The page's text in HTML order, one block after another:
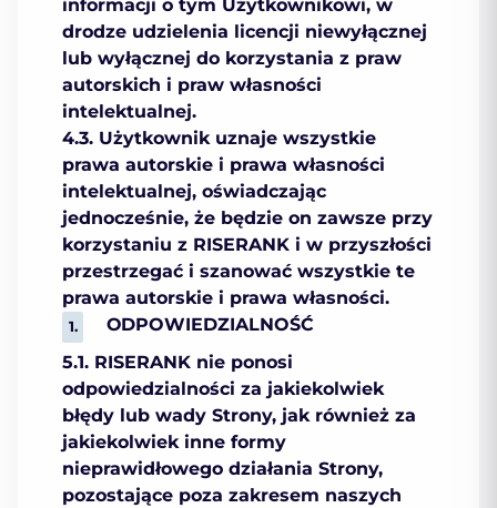
informacji o tym Użytkownikowi, w
drodze udzielenia licencji niewyłącznej
lub wyłącznej do korzystania z praw
autorskich i praw własności
intelektualnej.
4.3. Użytkownik uznaje wszystkie
prawa autorskie i prawa własności
intelektualnej, oświadczając
jednocześnie, że będzie on zawsze przy
korzystaniu z RISERANK i w przyszłości
przestrzegać i szanować wszystkie te
prawa autorskie i prawa własności.
ОDPOWIEDZIALNOŚĆ
5.1. RISERANK nie ponosi
odpowiedzialności za jakiekolwiek
błędy lub wady Strony, jak również za
jakiekolwiek inne formy
nieprawidłowego działania Strony,
pozostające poza zakresem naszych